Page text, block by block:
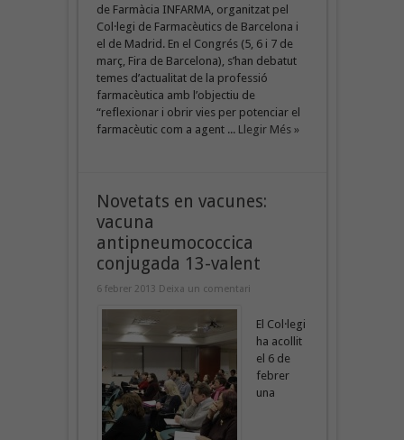
de Farmàcia INFARMA, organitzat pel
Col·legi de Farmacèutics de Barcelona i
el de Madrid. En el Congrés (5, 6 i 7 de
març, Fira de Barcelona), s’han debatut
temes d’actualitat de la professió
farmacèutica amb l’objectiu de
“reflexionar i obrir vies per potenciar el
farmacèutic com a agent ... Llegir Més »
Novetats en vacunes:
vacuna
antipneumococcica
conjugada 13-valent
6 febrer 2013 Deixa un comentari
El Col·legi
ha acollit
el 6 de
febrer
una